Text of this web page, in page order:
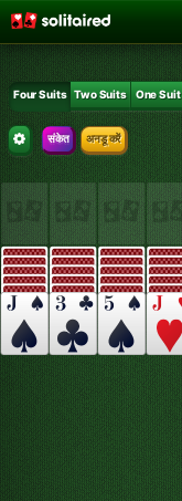
Four Suits Two Suits One Suit
संकेत अनडू करें